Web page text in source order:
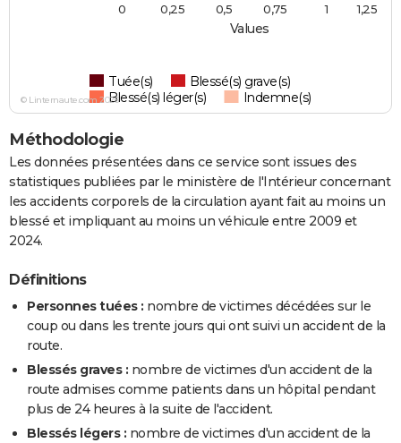
Values
Tuée(s)
Blessé(s) grave(s)
Blessé(s) léger(s)
Indemne(s)
0 1
0,25 0,5 0,75 1,25
© Linternaute.com 2026
Méthodologie
Les données présentées dans ce service sont issues des
statistiques publiées par le ministère de l'Intérieur concernant
les accidents corporels de la circulation ayant fait au moins un
blessé et impliquant au moins un véhicule entre 2009 et
2024.
Définitions
Personnes tuées : nombre de victimes décédées sur le
coup ou dans les trente jours qui ont suivi un accident de la
route.
Blessés graves : nombre de victimes d'un accident de la
route admises comme patients dans un hôpital pendant
plus de 24 heures à la suite de l'accident.
Blessés légers : nombre de victimes d'un accident de la